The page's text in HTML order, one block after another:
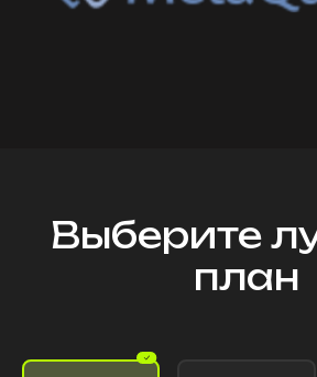
Выберите
план